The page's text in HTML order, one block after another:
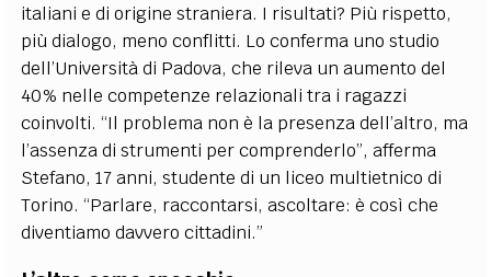
italiani e di origine straniera. I risultati? Più rispetto,
più dialogo, meno conflitti. Lo conferma uno studio
dell’Università di Padova, che rileva un aumento del
40% nelle competenze relazionali tra i ragazzi
coinvolti. “Il problema non è la presenza dell’altro, ma
l’assenza di strumenti per comprenderlo”, afferma
Stefano, 17 anni, studente di un liceo multietnico di
Torino. “Parlare, raccontarsi, ascoltare: è così che
diventiamo davvero cittadini.”